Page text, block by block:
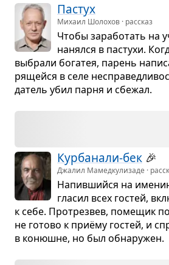
Пастух
Михаил Шолохов · рассказ
Чтобы зара­бо­тать на
нанялся в пастухи.
выбрали бога­тея, парень
ря­щейся в селе
да­тель убил парня и сбе­жал.
Кур­ба­нали-бек 🎉
Джалил Мамедкулизаде ·
Напив­шийся на
гла­сил всех гостей,
к себе. Про­трез­вев, поме­щик
не готово к приёму гостей, и
в конюшне, но был обна­ру­жен.